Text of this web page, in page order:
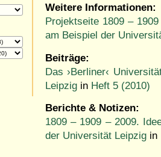
Weitere Informationen:
Projektseite 1809 –
am Beispiel der
Beiträge:
Das ›Berliner‹
Leipzig in Heft 5 (2010)
Berichte & Notizen:
1809 – 1909 – 2009.
der Universität Leipzig in